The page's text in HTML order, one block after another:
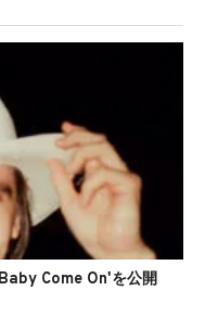
Come On'を公開